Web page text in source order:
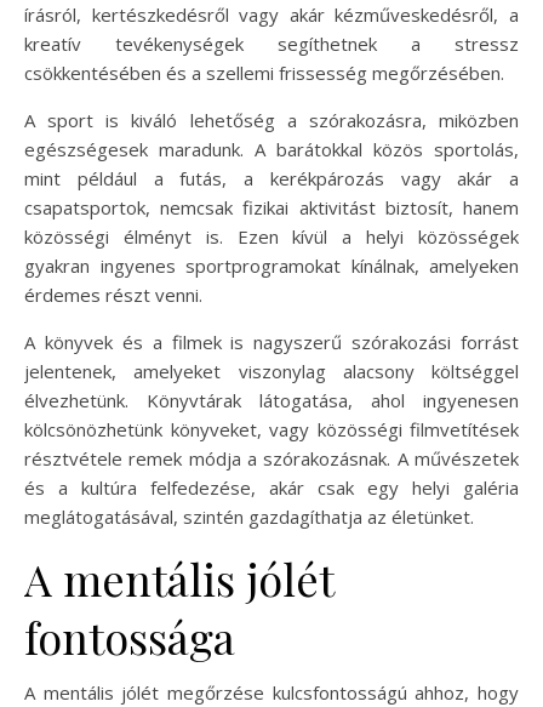
írásról, kertészkedésről vagy akár kézműveskedésről, a
kreatív tevékenységek segíthetnek a stressz
csökkentésében és a szellemi frissesség megőrzésében.
A sport is kiváló lehetőség a szórakozásra, miközben
egészségesek maradunk. A barátokkal közös sportolás,
mint például a futás, a kerékpározás vagy akár a
csapatsportok, nemcsak fizikai aktivitást biztosít, hanem
közösségi élményt is. Ezen kívül a helyi közösségek
gyakran ingyenes sportprogramokat kínálnak, amelyeken
érdemes részt venni.
A könyvek és a filmek is nagyszerű szórakozási forrást
jelentenek, amelyeket viszonylag alacsony költséggel
élvezhetünk. Könyvtárak látogatása, ahol ingyenesen
kölcsönözhetünk könyveket, vagy közösségi filmvetítések
résztvétele remek módja a szórakozásnak. A művészetek
és a kultúra felfedezése, akár csak egy helyi galéria
meglátogatásával, szintén gazdagíthatja az életünket.
A mentális jólét
fontossága
A mentális jólét megőrzése kulcsfontosságú ahhoz, hogy